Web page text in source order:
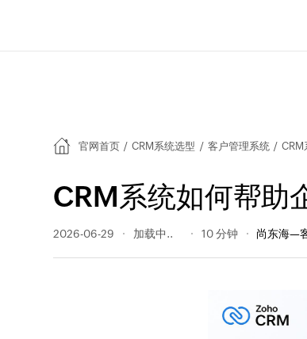
官网首页 / CRM系统选型 / 客户管理系统 /
CRM系统如何帮助
2026-06-29 46 阅读量 10 分钟 尚东海—